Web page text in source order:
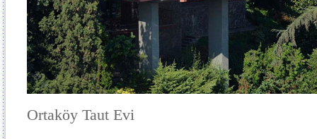
Ortaköy Taut Evi